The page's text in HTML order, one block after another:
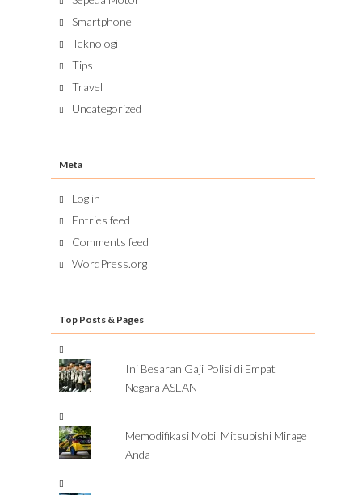
Smartphone
Teknologi
Tips
Travel
Uncategorized
Meta
Log in
Entries feed
Comments feed
WordPress.org
Top Posts & Pages
Ini Besaran Gaji Polisi di Empat
Negara ASEAN
Memodifikasi Mobil Mitsubishi Mirage
Anda